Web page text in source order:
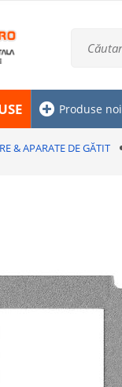
Produse noi
& APARATE DE GĂTIT